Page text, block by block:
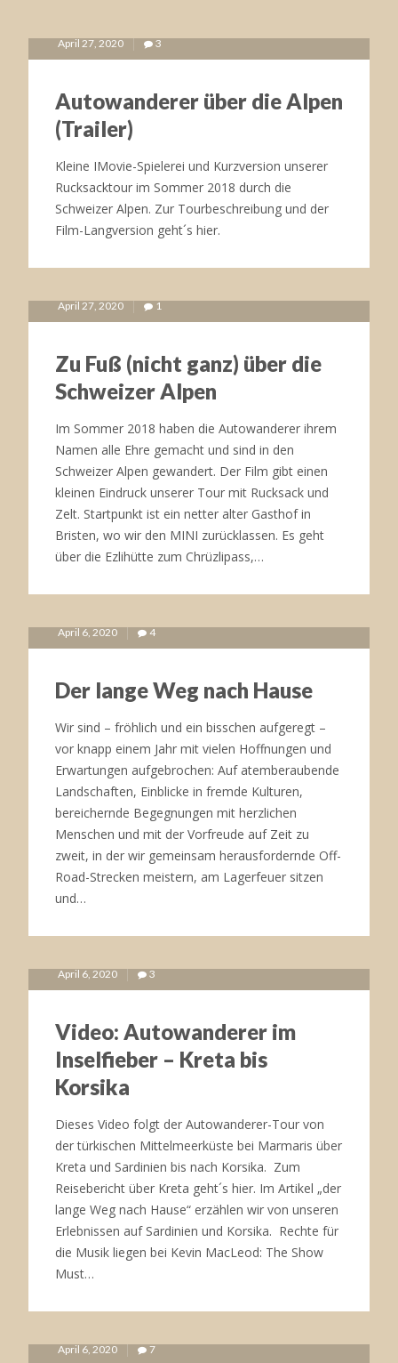
BEWEGEND TÜRKEI
Januar 16, 2020 4
BEWEGEND IRAN
Dezember 12, 2019 4
April 27, 2020 3
Autowanderer über die Alpen
(Trailer)
Kleine IMovie-Spielerei und Kurzversion unserer
Rucksacktour im Sommer 2018 durch die
Schweizer Alpen. Zur Tourbeschreibung und der
Film-Langversion geht´s hier.
April 27, 2020 1
Zu Fuß (nicht ganz) über die
Schweizer Alpen
Im Sommer 2018 haben die Autowanderer ihrem
Namen alle Ehre gemacht und sind in den
Schweizer Alpen gewandert. Der Film gibt einen
kleinen Eindruck unserer Tour mit Rucksack und
Zelt. Startpunkt ist ein netter alter Gasthof in
Bristen, wo wir den MINI zurücklassen. Es geht
über die Ezlihütte zum Chrüzlipass,…
April 6, 2020 4
Der lange Weg nach Hause
Wir sind – fröhlich und ein bisschen aufgeregt –
vor knapp einem Jahr mit vielen Hoffnungen und
Erwartungen aufgebrochen: Auf atemberaubende
Landschaften, Einblicke in fremde Kulturen,
bereichernde Begegnungen mit herzlichen
Menschen und mit der Vorfreude auf Zeit zu
zweit, in der wir gemeinsam herausfordernde Off-
Road-Strecken meistern, am Lagerfeuer sitzen
und…
April 6, 2020 3
Video: Autowanderer im
Inselfieber – Kreta bis
Korsika
Dieses Video folgt der Autowanderer-Tour von
der türkischen Mittelmeerküste bei Marmaris über
Kreta und Sardinien bis nach Korsika. Zum
Reisebericht über Kreta geht´s hier. Im Artikel „der
lange Weg nach Hause“ erzählen wir von unseren
Erlebnissen auf Sardinien und Korsika. Rechte für
die Musik liegen bei Kevin MacLeod: The Show
Must…
April 6, 2020 7